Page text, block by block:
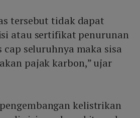
tersebut tidak dapat
atau sertifikat penurunan
cap seluruhnya maka sisa
pajak karbon,” ujar
kelistrikan